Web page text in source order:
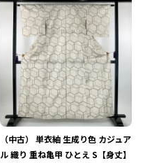
（中古） 単衣紬 生成り色 カジュア
ル 織り 重ね亀甲 ひとえ S【身丈】